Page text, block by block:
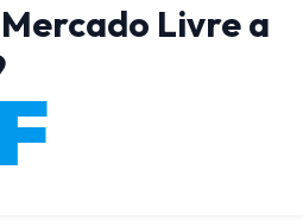
Mercado Livre a